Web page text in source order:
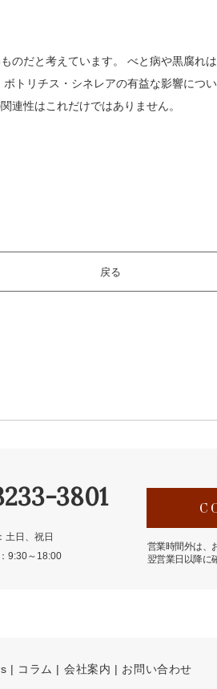
のだと考えています。 べと病や黒腐れ
トリチス・シネレアの有益な影響につ
連性はこれだけではありません。
戻る
3801
土日、祝日
9:30～18:00
営業時間外は、
翌営業日以降に
コラム 会社案内 お問い合わせ